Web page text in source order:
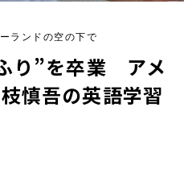
り”を卒業 アメ
慎吾の英語学習
ランドの空の下で